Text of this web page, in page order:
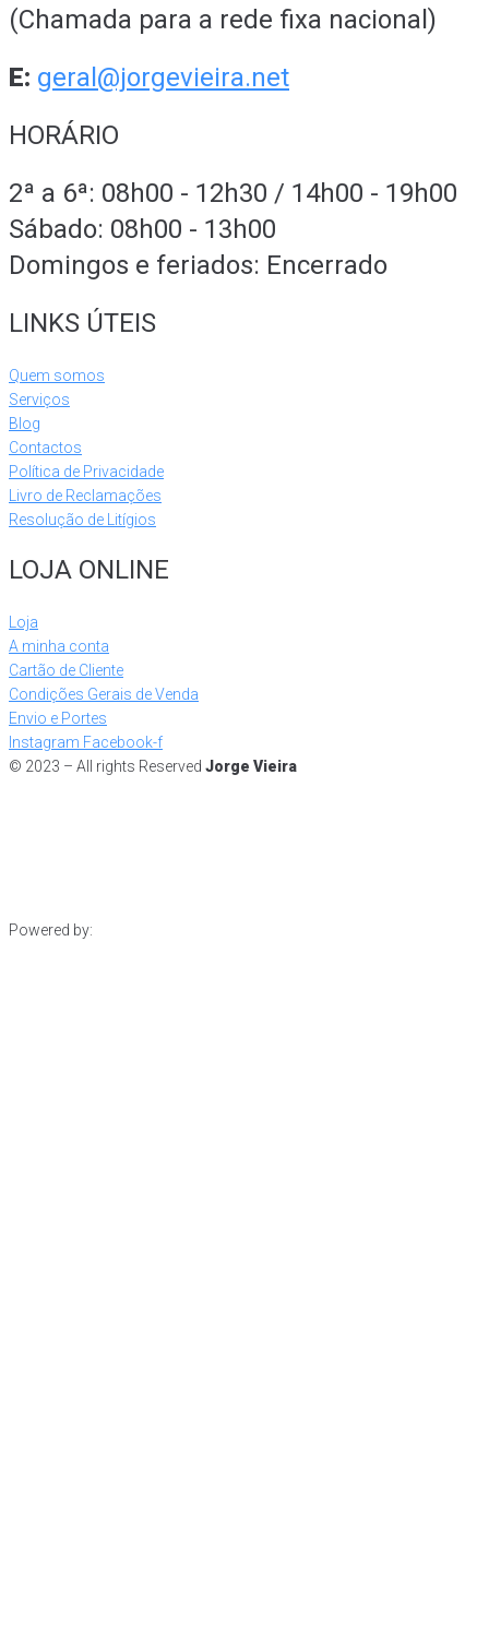
(Chamada para a rede fixa nacional)
E: geral@jorgevieira.net
HORÁRIO
2ª a 6ª: 08h00 - 12h30 / 14h00 - 19h00
Sábado: 08h00 - 13h00
Domingos e feriados: Encerrado
LINKS ÚTEIS
Quem somos
Serviços
Blog
Contactos
Política de Privacidade
Livro de Reclamações
Resolução de Litígios
LOJA ONLINE
Loja
A minha conta
Cartão de Cliente
Condições Gerais de Venda
Envio e Portes
Instagram Facebook-f
© 2023 – All rights Reserved Jorge Vieira
Powered by: